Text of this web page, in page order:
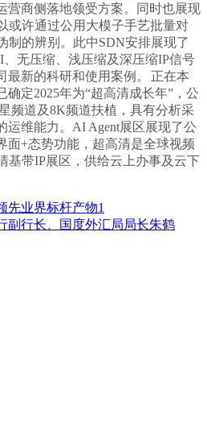
营商侧落地领受方案。同时也展现
或许通过公用大模子手艺批量对
制的辨别。此中SDN安排展现了
无压缩、浅压缩及深压缩IP信号
新的科研和使用案例。
正在本
定2025年为“超高清成长年”，公
频道及8K频道扶植，具有分析采
运维能力。AI Agent展区展现了公
面+态势功能，超高清是全球视频
基带IP展区，供给云上办事及云下
先业界标杆产物1
副行长、国度外汇局局长朱鹤